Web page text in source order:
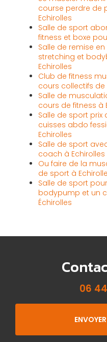
course perdre de
Echirolles
Salle de sport
fitness et boxe
Salle de remise
stretching et
Echirolles
Club de fitness
cours collectifs de
Salle de
cours de fitness à
Salle de sport
cuisses abdo
Echirolles
Salle de sport
coach à Echirolles
Ou faire de la
de sport à
Salle de sport
bodypump et un
Échirolles
06